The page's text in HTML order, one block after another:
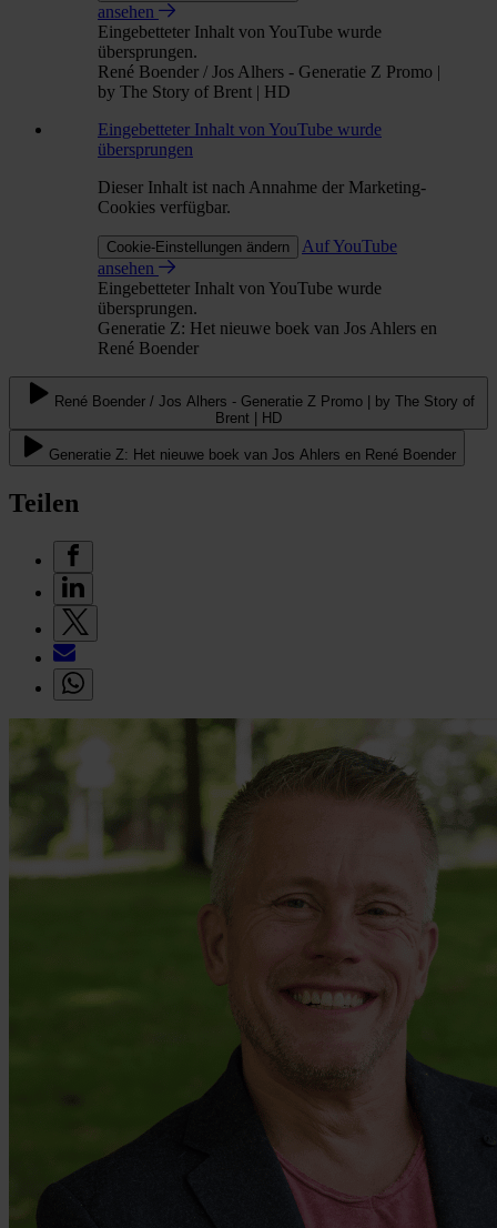
ansehen
Eingebetteter Inhalt von YouTube wurde
übersprungen.
René Boender / Jos Alhers - Generatie Z Promo |
by The Story of Brent | HD
Eingebetteter Inhalt von YouTube wurde
übersprungen
Dieser Inhalt ist nach Annahme der Marketing-
Cookies verfügbar.
Cookie-Einstellungen ändern
Auf YouTube
ansehen
Eingebetteter Inhalt von YouTube wurde
übersprungen.
Generatie Z: Het nieuwe boek van Jos Ahlers en
René Boender
René Boender / Jos Alhers - Generatie Z Promo | by The Story of
Brent | HD
Generatie Z: Het nieuwe boek van Jos Ahlers en René Boender
Teilen